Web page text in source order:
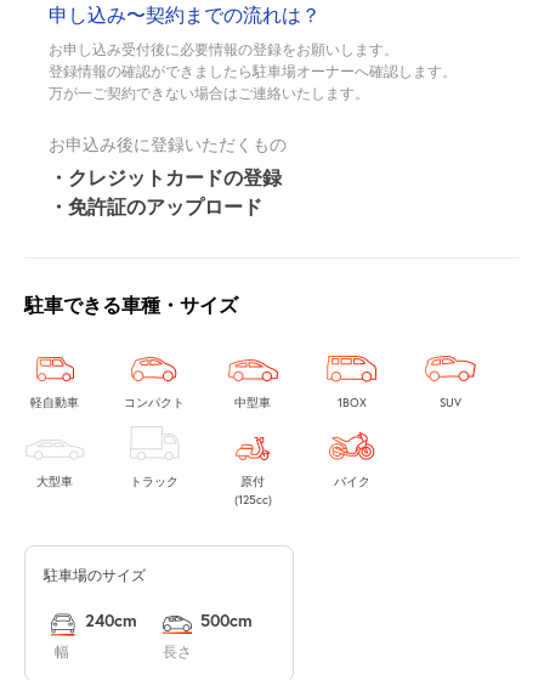
申し込み〜契約までの流れは？
お申し込み受付後に必要情報の登録をお願いします。
登録情報の確認ができましたら駐車場オーナーへ確認します。
万が一ご契約できない場合はご連絡いたします。
お申込み後に登録いただくもの
・クレジットカードの登録
・免許証のアップロード
駐車できる車種・サイズ
軽自動車 コンパクト 中型車 1BOX SUV
大型車 トラック
原付
(125cc)
バイク
駐車場のサイズ
幅
240cm
長さ
500cm